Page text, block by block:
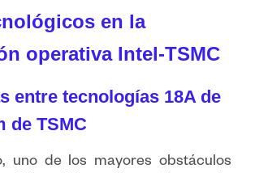
en la
operativa Intel-TSMC
entre tecnologías 18A de
de TSMC
uno de los mayores obstáculos